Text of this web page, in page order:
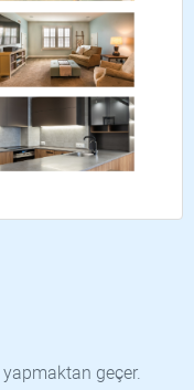
yapmaktan geçer.